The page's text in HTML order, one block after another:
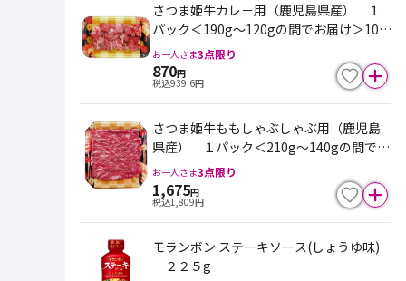
さつま姫牛カレ－用（鹿児島県産） １
パック＜190g～120gの間でお届け＞100
ｇ当り458円 ※最終売価は100ｇ単価×
重量となります
お一人さま3点限り
870円
税込939.6円
さつま姫牛ももしゃぶしゃぶ用（鹿児島
県産） １パック＜210g～140gの間でお
届け＞100ｇ当り798円 ※最終売価は10
0ｇ単価×重量となります
お一人さま3点限り
1,675円
税込1,809円
モランボン ステーキソース(しょうゆ味)
２２５g